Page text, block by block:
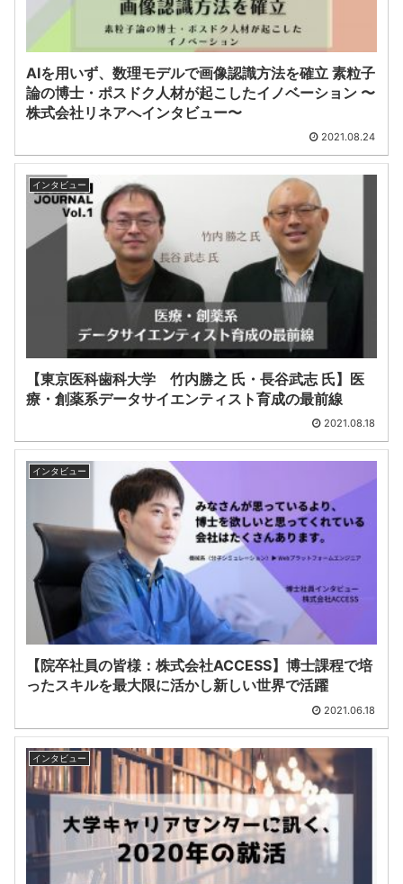
AIを用いず、数理モデルで画像認識方法を確立 素粒子
論の博士・ポスドク人材が起こしたイノベーション 〜
株式会社リネアへインタビュー〜
2021.08.24
インタビュー
【東京医科歯科大学 竹内勝之 氏・長谷武志 氏】医
療・創薬系データサイエンティスト育成の最前線
2021.08.18
インタビュー
【院卒社員の皆様：株式会社ACCESS】博士課程で培
ったスキルを最大限に活かし新しい世界で活躍
2021.06.18
インタビュー